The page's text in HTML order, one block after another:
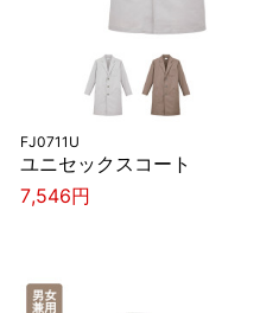
FJ0711U
ユニセックスコート
7,546円